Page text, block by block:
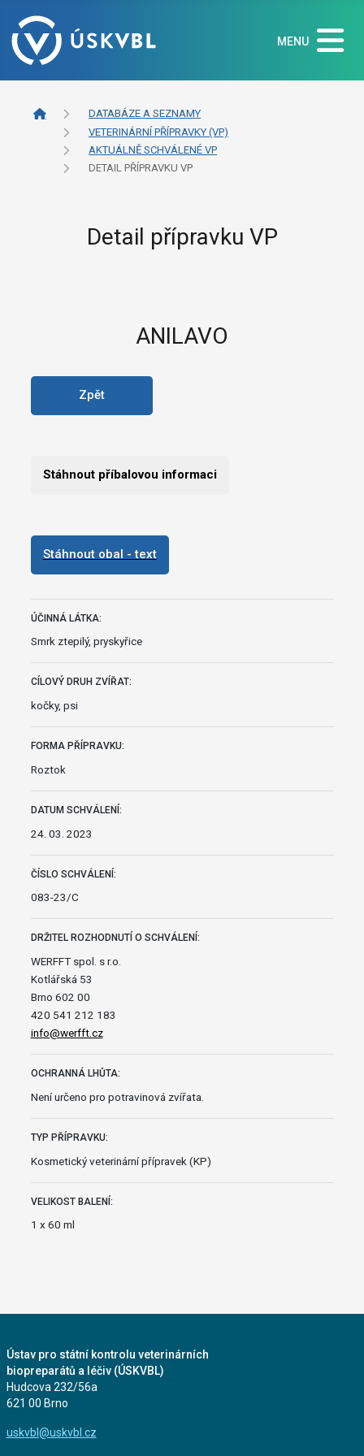
MENU
DATABÁZE A SEZNAMY
VETERINÁRNÍ PŘÍPRAVKY (VP)
AKTUÁLNĚ SCHVÁLENÉ VP
DETAIL PŘÍPRAVKU VP
Detail přípravku VP
ANILAVO
Zpět
Stáhnout příbalovou informaci
Stáhnout obal - text
ÚČINNÁ LÁTKA:
Smrk ztepilý, pryskyřice
CÍLOVÝ DRUH ZVÍŘAT:
kočky, psi
FORMA PŘÍPRAVKU:
Roztok
DATUM SCHVÁLENÍ:
24. 03. 2023
ČÍSLO SCHVÁLENÍ:
083-23/C
DRŽITEL ROZHODNUTÍ O SCHVÁLENÍ:
WERFFT spol. s r.o.
Kotlářská 53
Brno 602 00
420 541 212 183
info@werfft.cz
OCHRANNÁ LHŮTA:
Není určeno pro potravinová zvířata.
TYP PŘÍPRAVKU:
Kosmetický veterinární přípravek (KP)
VELIKOST BALENÍ:
1 x 60 ml
Ústav pro státní kontrolu veterinárních
biopreparátů a léčiv (ÚSKVBL)
Hudcova 232/56a
621 00 Brno
uskvbl@uskvbl.cz